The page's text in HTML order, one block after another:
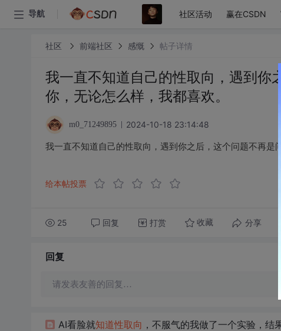
导航 社区活动 赢在CSDN
社区 前端社区 感慨 帖子详情
我一直不知道自己的性取向，遇到你
你，无论怎么样，我都喜欢。
m0_71249895 2024-10-18 23:14:48
我一直不知道自己的性取向，遇到你之后，这个问题不再是
给本帖投票
25 回复 打赏 收藏 分享
回复
请发表友善的回复…
AI看脸就知道性取向 ，不服气的我做了一个实验，